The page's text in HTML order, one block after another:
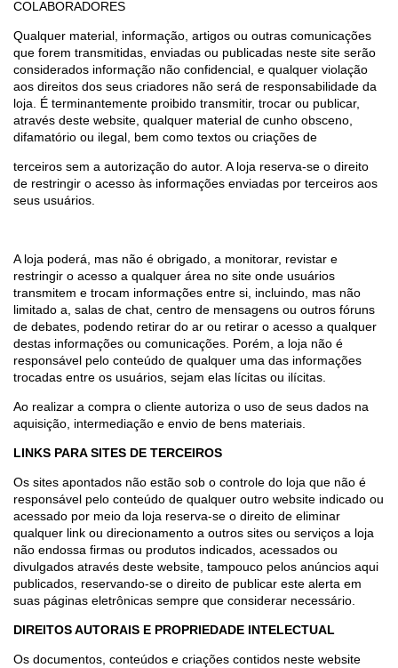
COLABORADORES
Qualquer material, informação, artigos ou outras comunicações
que forem transmitidas, enviadas ou publicadas neste site serão
considerados informação não confidencial, e qualquer violação
aos direitos dos seus criadores não será de responsabilidade da
loja. É terminantemente proibido transmitir, trocar ou publicar,
através deste website, qualquer material de cunho obsceno,
difamatório ou ilegal, bem como textos ou criações de
terceiros sem a autorização do autor. A loja reserva-se o direito
de restringir o acesso às informações enviadas por terceiros aos
seus usuários.
A loja poderá, mas não é obrigado, a monitorar, revistar e
restringir o acesso a qualquer área no site onde usuários
transmitem e trocam informações entre si, incluindo, mas não
limitado a, salas de chat, centro de mensagens ou outros fóruns
de debates, podendo retirar do ar ou retirar o acesso a qualquer
destas informações ou comunicações. Porém, a loja não é
responsável pelo conteúdo de qualquer uma das informações
trocadas entre os usuários, sejam elas lícitas ou ilícitas.
Ao realizar a compra o cliente autoriza o uso de seus dados na
aquisição, intermediação e envio de bens materiais.
LINKS PARA SITES DE TERCEIROS
Os sites apontados não estão sob o controle do loja que não é
responsável pelo conteúdo de qualquer outro website indicado ou
acessado por meio da loja reserva-se o direito de eliminar
qualquer link ou direcionamento a outros sites ou serviços a loja
não endossa firmas ou produtos indicados, acessados ou
divulgados através deste website, tampouco pelos anúncios aqui
publicados, reservando-se o direito de publicar este alerta em
suas páginas eletrônicas sempre que considerar necessário.
DIREITOS AUTORAIS E PROPRIEDADE INTELECTUAL
Os documentos, conteúdos e criações contidos neste website